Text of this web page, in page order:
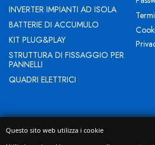
INVERTER IMPIANTI AD ISOLA
BATTERIE DI ACCUMULO
KIT PLUG&PLAY
STRUTTURA DI FISSAGGIO PER
PANNELLI
QUADRI ELETTRICI
Questo sito web utilizza i cookie